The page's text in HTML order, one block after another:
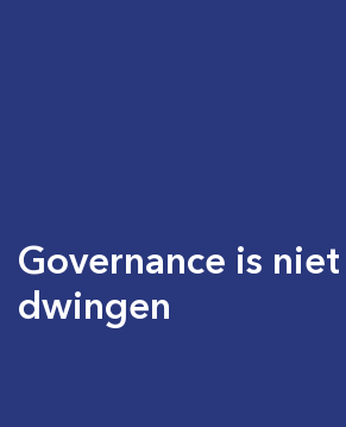
Governance is
dwingen